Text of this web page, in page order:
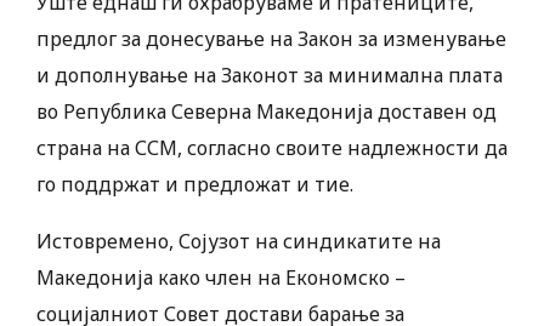
предлог за донесување на Закон за изменување
и дополнување на Законот за минимална плата
во Република Северна Македонија доставен од
страна на ССМ, согласно своите надлежности да
го поддржат и предложат и тие.
Истовремено, Сојузот на синдикатите на
Македонија како член на Економско –
социјалниот Совет достави барање за